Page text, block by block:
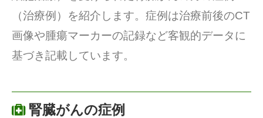
（治療例）を紹介します。症例は治療前後のCT
画像や腫瘍マーカーの記録など客観的データに
基づき記載しています。
腎臓がんの症例